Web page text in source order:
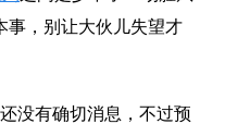
事，别让大伙儿失望才
没有确切消息，不过预